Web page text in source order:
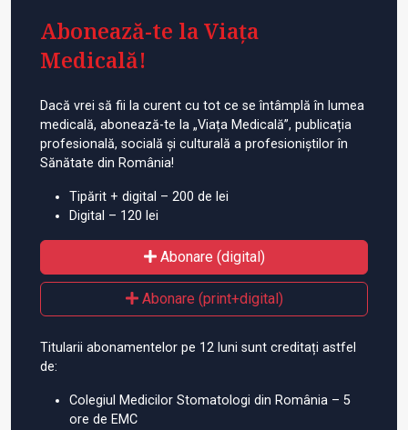
Abonează-te la Viața
Medicală!
Dacă vrei să fii la curent cu tot ce se întâmplă în lumea
medicală, abonează-te la „Viața Medicală”, publicația
profesională, socială și culturală a profesioniștilor în
Sănătate din România!
Tipărit + digital – 200 de lei
Digital – 120 lei
Abonare (digital)
Abonare (print+digital)
Titularii abonamentelor pe 12 luni sunt creditați astfel
de:
Colegiul Medicilor Stomatologi din România – 5
ore de EMC